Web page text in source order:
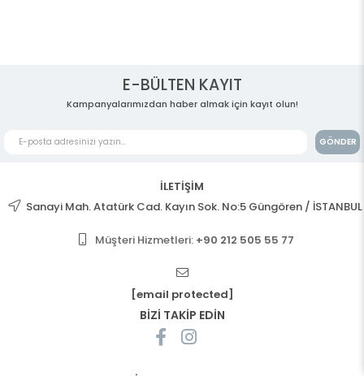
E-BÜLTEN KAYIT
Kampanyalarımızdan haber almak için kayıt olun!
GÖNDER
İLETİŞİM
Sanayi Mah. Atatürk Cad. Kayın Sok. No:5 Güngören / İSTANBUL
Müşteri Hizmetleri: +90 212 505 55 77
[email protected]
BİZİ TAKİP EDİN